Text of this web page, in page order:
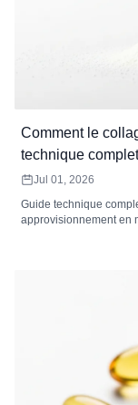
Comment le
technique
Jul 01, 2026
Guide technique
approvisionnement en